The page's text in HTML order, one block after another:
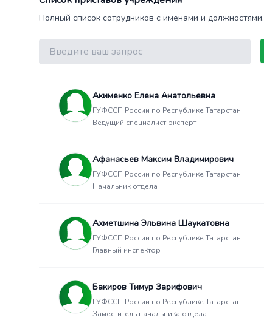
Полный список сотрудников с именами и должностями.
Поиск
Акименко Елена Анатольевна
ГУФССП России по Республике Татарстан
Ведущий специалист-эксперт
Афанасьев Максим Владимирович
ГУФССП России по Республике Татарстан
Начальник отдела
Ахметшина Эльвина Шаукатовна
ГУФССП России по Республике Татарстан
Главный инспектор
Бакиров Тимур Зарифович
ГУФССП России по Республике Татарстан
Заместитель начальника отдела